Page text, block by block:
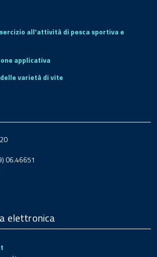
all'attività di pesca sportiva e
applicativa
varietà di vite
06.46651
elettronica